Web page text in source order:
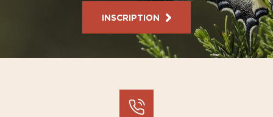
INSCRIPTION